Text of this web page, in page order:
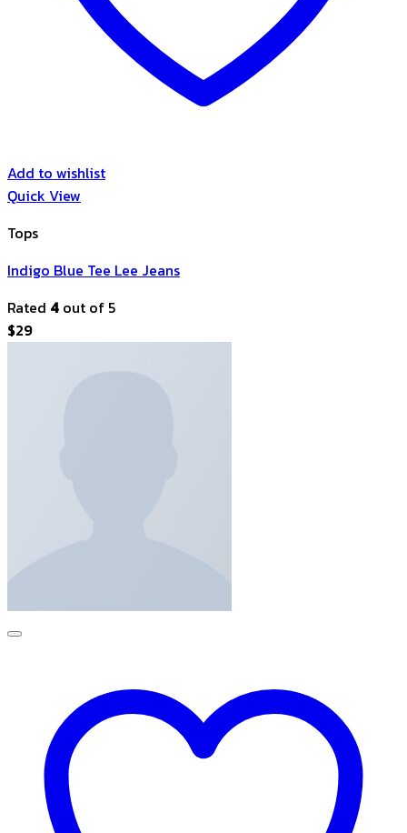
Add to wishlist
Quick View
Tops
Indigo Blue Tee Lee Jeans
Rated 4 out of 5
$29